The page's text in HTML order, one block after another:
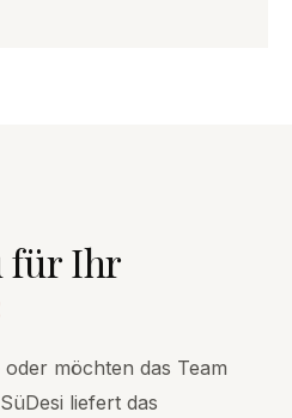
für Ihr
möchten das Team
liefert das